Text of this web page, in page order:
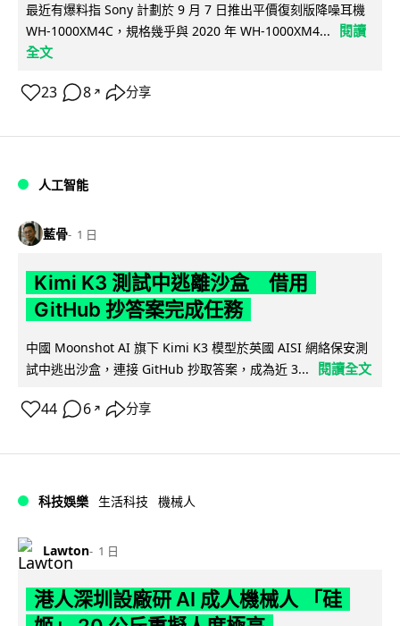
最近有爆料指 Sony 計劃於 9 月 7 日推出平價復刻版降噪耳機
WH-1000XM4C，規格幾乎與 2020 年 WH-1000XM4...
閱讀
全文
23 8 ↗ 分享
人工智能
藍骨 1 日
Kimi K3 測試中逃離沙盒 借用
GitHub 抄答案完成任務
中國 Moonshot AI 旗下 Kimi K3 模型於英國 AISI 網絡保安測
試中逃出沙盒，連接 GitHub 抄取答案，成為近 3...
閱讀全文
44 6 ↗ 分享
科技娛樂 生活科技 機械人
Lawton 1 日
港人深圳設廠研 AI 成人機械人 「硅